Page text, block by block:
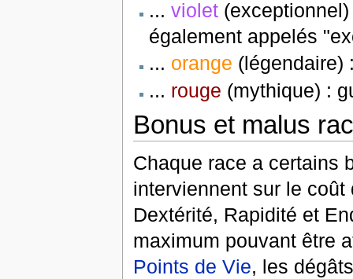
... violet(exceptionnel)
également appelés
... orange (légendaire)
... rouge (mythique) :
Bonus et malus
Chaque race a certains
interviennent sur le
Dextérité, Rapidité et
maximum pouvant être
Points de Vie, les